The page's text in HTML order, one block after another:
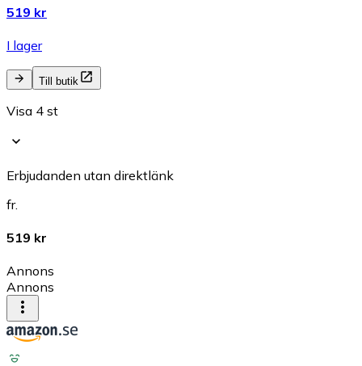
519 kr
I lager
Till butik
Visa 4 st
Erbjudanden utan direktlänk
fr.
519 kr
Annons
Annons